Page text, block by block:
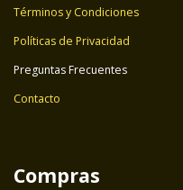
Términos y Condiciones
Políticas de Privacidad
Preguntas Frecuentes
Contacto
Compras